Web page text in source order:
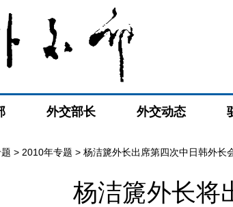
外交部长 外交动态
> 2010年专题 > 杨洁篪外长出席第四次中日韩外长
杨洁篪外长将